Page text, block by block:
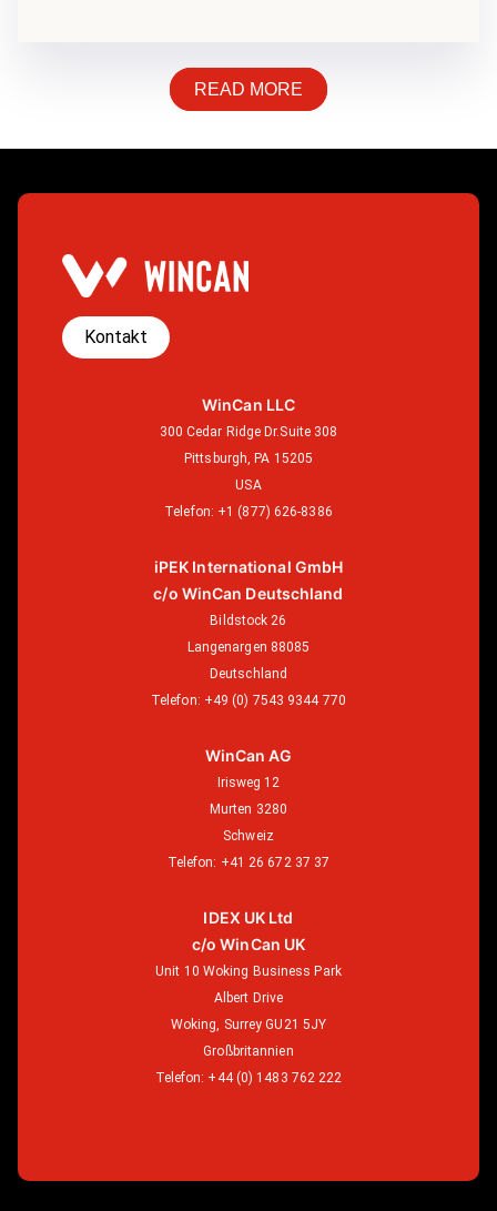
READ MORE
Kontakt
WinCan LLC
300 Cedar Ridge Dr.Suite 308
Pittsburgh, PA 15205
USA
Telefon: +1 (877) 626-8386
iPEK International GmbH
c/o WinCan Deutschland
Bildstock 26
Langenargen 88085
Deutschland
Telefon: +49 (0) 7543 9344 770
WinCan AG
Irisweg 12
Murten 3280
Schweiz
Telefon: +41 26 672 37 37
IDEX UK Ltd
c/o WinCan UK
Unit 10 Woking Business Park
Albert Drive
Woking, Surrey GU21 5JY
Großbritannien
Telefon: +44 (0) 1483 762 222